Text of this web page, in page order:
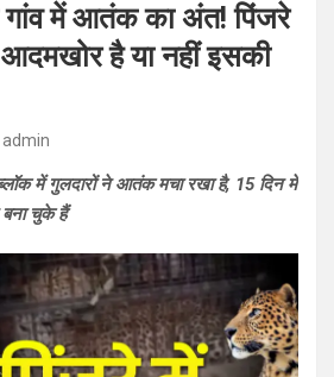
गांव में आतंक का अंत! पिंजरे
है या नहीं इसकी
admin
में गुलदारों ने आतंक मचा रखा है, 15 दिन में
बना चुके हैं